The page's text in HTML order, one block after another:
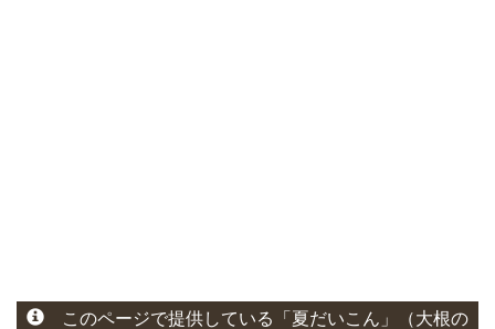
このページで提供している 「夏だいこん」
（大根の